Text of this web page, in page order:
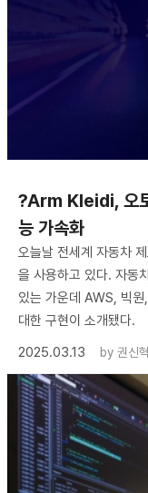
?Arm Kleidi, 오
능 가속화
오늘날 전세계 자동차
을 사용하고 있다. 자동
있는 가운데 AWS, 빅원
대한 구현이 소개됐다.
2025.03.13
by 권신